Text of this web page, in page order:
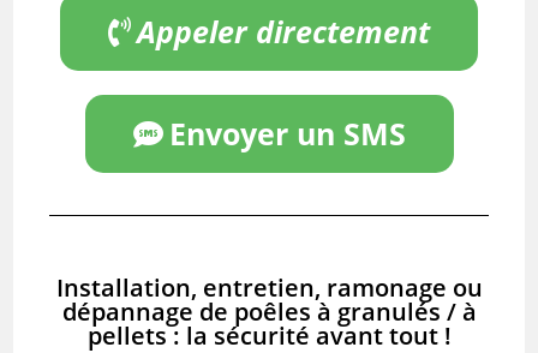
Appeler directement
Envoyer un SMS
Installation, entretien, ramonage ou
dépannage de poêles à granulés / à
pellets : la sécurité avant tout !